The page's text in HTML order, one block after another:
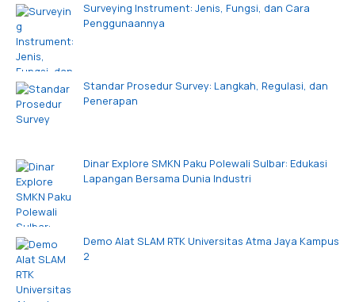
Surveying Instrument: Jenis, Fungsi, dan Cara
Penggunaannya
Standar Prosedur Survey: Langkah, Regulasi, dan
Penerapan
Dinar Explore SMKN Paku Polewali Sulbar: Edukasi
Lapangan Bersama Dunia Industri
Demo Alat SLAM RTK Universitas Atma Jaya Kampus
2